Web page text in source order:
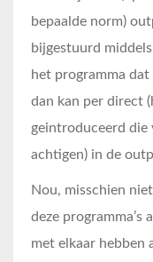
bepaalde norm)
bijgestuurd
het programma
dan kan per direct
geintroduceerd die
achtigen) in de
Nou, misschien
deze programma’s
met elkaar hebben